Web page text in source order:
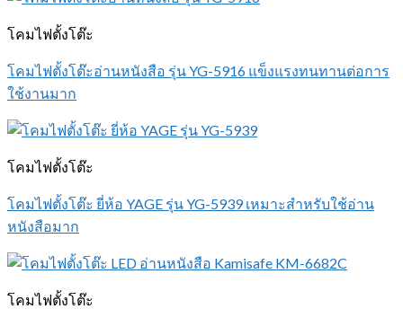
โคมไฟตั้งโต๊ะ
โคมไฟตั้งโต๊ะอ่านหนังสือ รุ่น YG-5916 แข็งแรงทนทานต่อการ
ใช้งานมาก
โคมไฟตั้งโต๊ะ
โคมไฟตั้งโต๊ะ ยี่ห้อ YAGE รุ่น YG-5939 เหมาะสำหรับใช้อ่าน
หนังสือมาก
โคมไฟตั้งโต๊ะ